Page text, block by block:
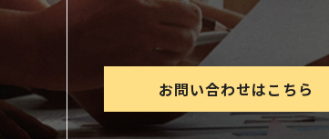
お問い合わせはこちら